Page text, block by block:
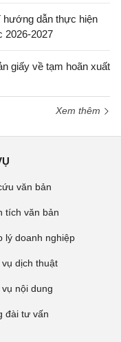
dẫn thực hiện
2026-2027
giấy về tạm hoãn xuất
Xem thêm
văn bản
tích văn bản
lý doanh nghiệp
vụ dịch thuật
vụ nội dung
đài tư vấn